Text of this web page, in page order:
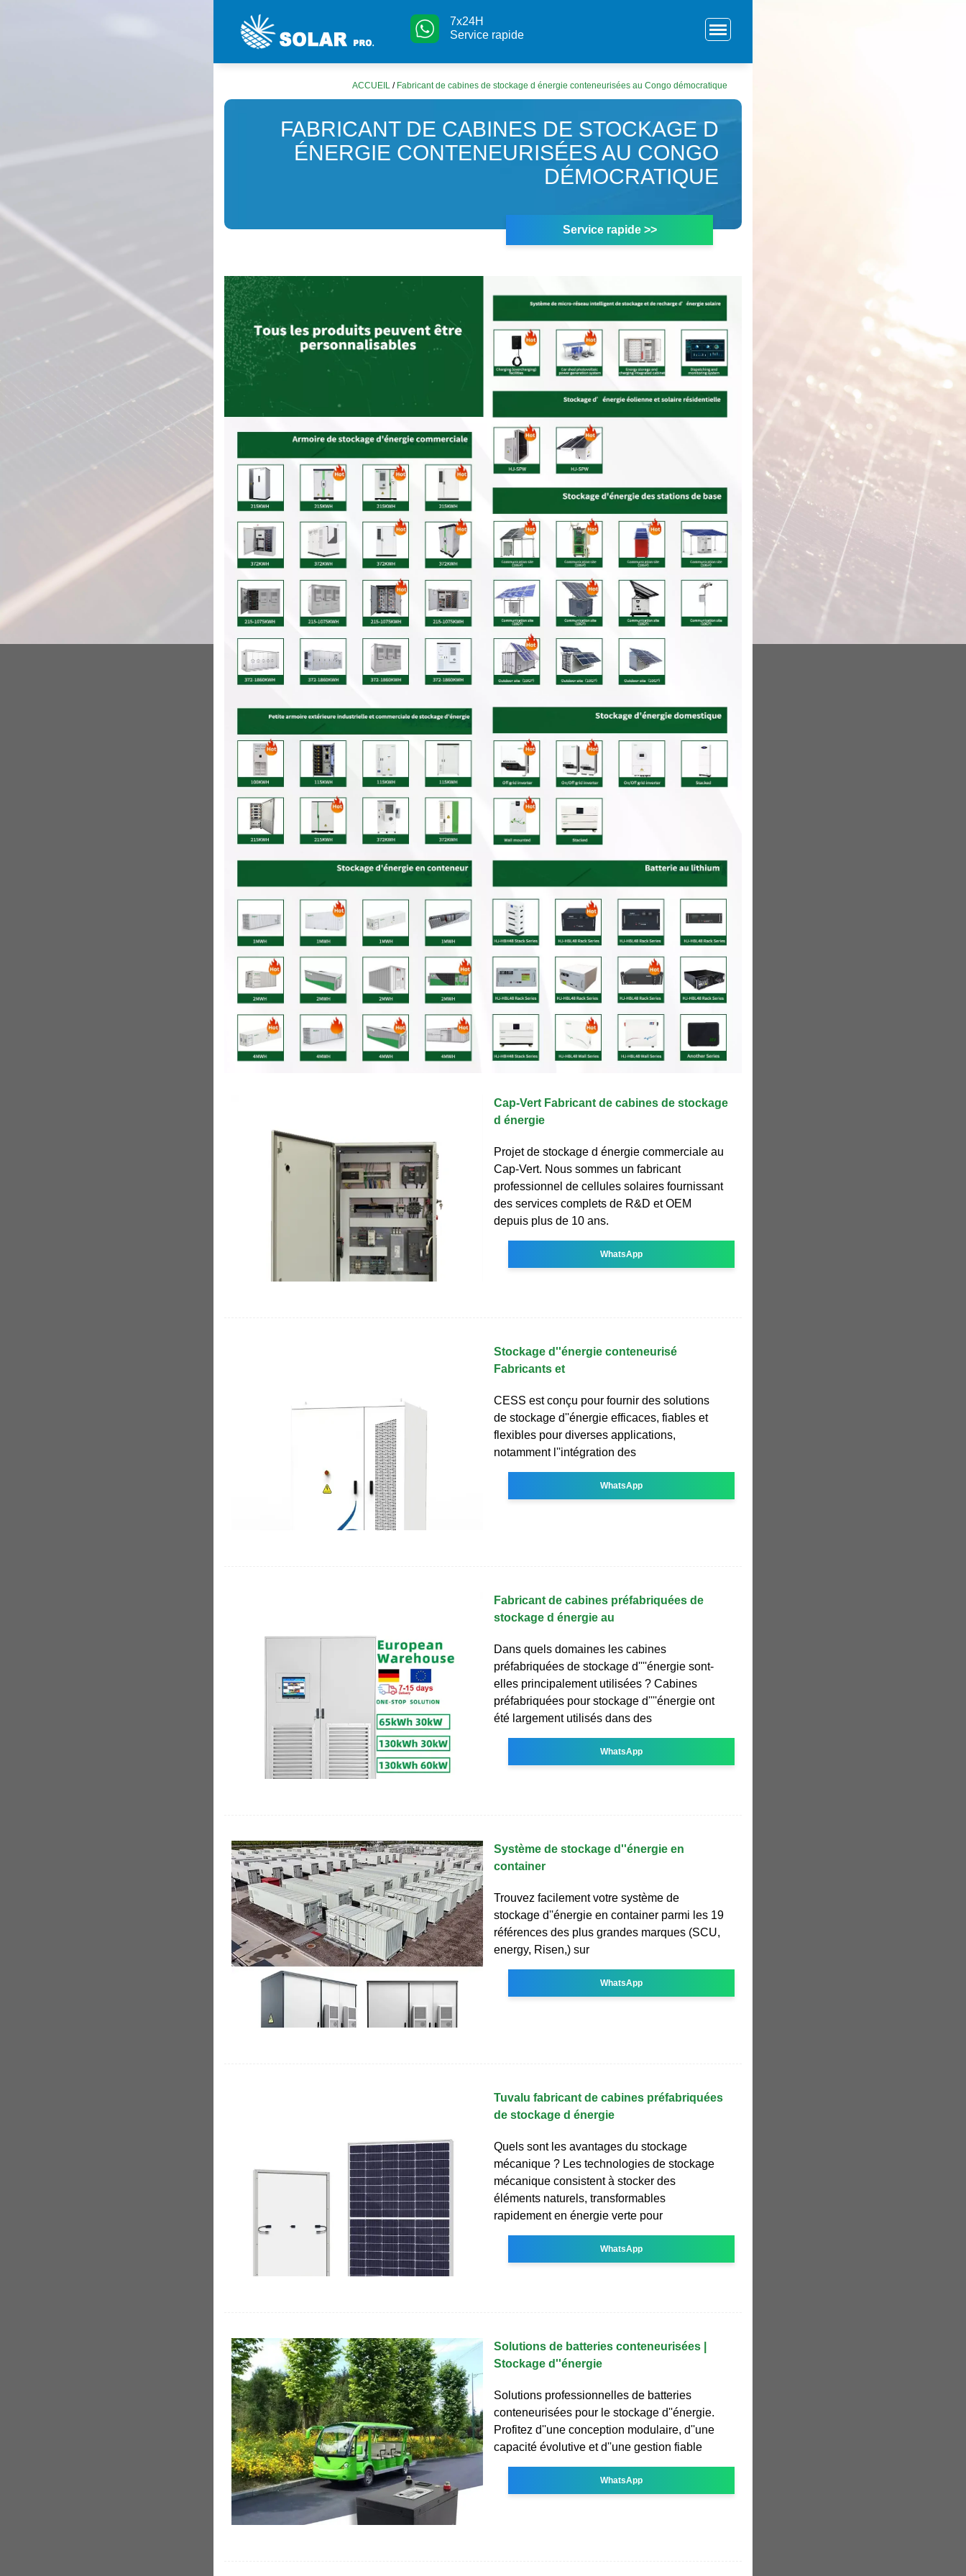
7x24H
Service rapide
ACCUEIL / Fabricant de cabines de stockage d énergie conteneurisées au Congo démocratique
FABRICANT DE CABINES DE STOCKAGE D
ÉNERGIE CONTENEURISÉES AU CONGO
DÉMOCRATIQUE
Service rapide >>
Cap-Vert Fabricant de cabines de stockage
d énergie
Projet de stockage d énergie commerciale au
Cap-Vert. Nous sommes un fabricant
professionnel de cellules solaires fournissant
des services complets de R&D et OEM
depuis plus de 10 ans.
WhatsApp
Stockage d''énergie conteneurisé
Fabricants et
CESS est conçu pour fournir des solutions
de stockage d''énergie efficaces, fiables et
flexibles pour diverses applications,
notamment l''intégration des
WhatsApp
Fabricant de cabines préfabriquées de
stockage d énergie au
Dans quels domaines les cabines
préfabriquées de stockage d''''énergie sont-
elles principalement utilisées ? Cabines
préfabriquées pour stockage d''''énergie ont
été largement utilisés dans des
WhatsApp
Système de stockage d''énergie en
container
Trouvez facilement votre système de
stockage d''énergie en container parmi les 19
références des plus grandes marques (SCU,
energy, Risen,) sur
WhatsApp
Tuvalu fabricant de cabines préfabriquées
de stockage d énergie
Quels sont les avantages du stockage
mécanique ? Les technologies de stockage
mécanique consistent à stocker des
éléments naturels, transformables
rapidement en énergie verte pour
WhatsApp
Solutions de batteries conteneurisées |
Stockage d''énergie
Solutions professionnelles de batteries
conteneurisées pour le stockage d''énergie.
Profitez d''une conception modulaire, d''une
capacité évolutive et d''une gestion fiable
WhatsApp